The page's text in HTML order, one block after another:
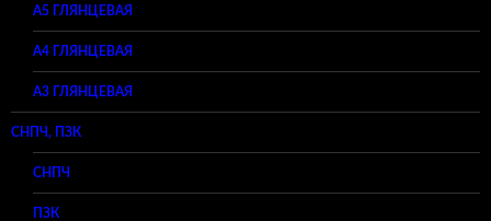
A5 ГЛЯНЦЕВАЯ
А4 ГЛЯНЦЕВАЯ
A3 ГЛЯНЦЕВАЯ
СНПЧ, ПЗК
СНПЧ
ПЗК